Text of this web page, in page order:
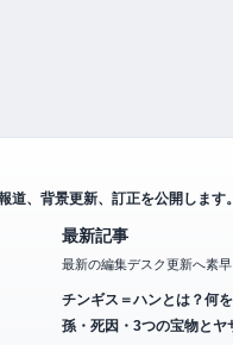
、背景更新、訂正を公開します。
最新記事
最新の編集デスク更新へ素早
チンギス＝ハンとは？何
孫・死因・3つの宝物とヤ